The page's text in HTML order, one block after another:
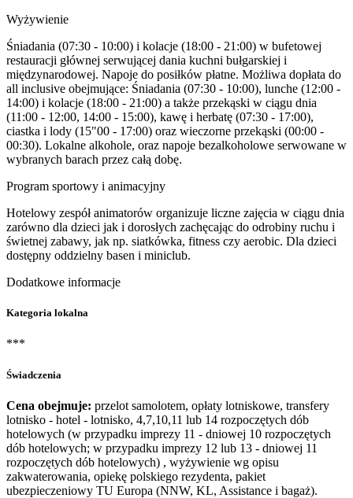
Wyżywienie
Śniadania (07:30 - 10:00) i kolacje (18:00 - 21:00) w bufetowej
restauracji głównej serwującej dania kuchni bułgarskiej i
międzynarodowej. Napoje do posiłków płatne. Możliwa dopłata do
all inclusive obejmujące: Śniadania (07:30 - 10:00), lunche (12:00 -
14:00) i kolacje (18:00 - 21:00) a także przekąski w ciągu dnia
(11:00 - 12:00, 14:00 - 15:00), kawę i herbatę (07:30 - 17:00),
ciastka i lody (15"00 - 17:00) oraz wieczorne przekąski (00:00 -
00:30). Lokalne alkohole, oraz napoje bezalkoholowe serwowane w
wybranych barach przez całą dobę.
Program sportowy i animacyjny
Hotelowy zespół animatorów organizuje liczne zajęcia w ciągu dnia
zarówno dla dzieci jak i dorosłych zachęcając do odrobiny ruchu i
świetnej zabawy, jak np. siatkówka, fitness czy aerobic. Dla dzieci
dostępny oddzielny basen i miniclub.
Dodatkowe informacje
Kategoria lokalna
***
Świadczenia
Cena obejmuje: przelot samolotem, opłaty lotniskowe, transfery
lotnisko - hotel - lotnisko, 4,7,10,11 lub 14 rozpoczętych dób
hotelowych (w przypadku imprezy 11 - dniowej 10 rozpoczętych
dób hotelowych; w przypadku imprezy 12 lub 13 - dniowej 11
rozpoczętych dób hotelowych) , wyżywienie wg opisu
zakwaterowania, opiekę polskiego rezydenta, pakiet
ubezpieczeniowy TU Europa (NNW, KL, Assistance i bagaż).